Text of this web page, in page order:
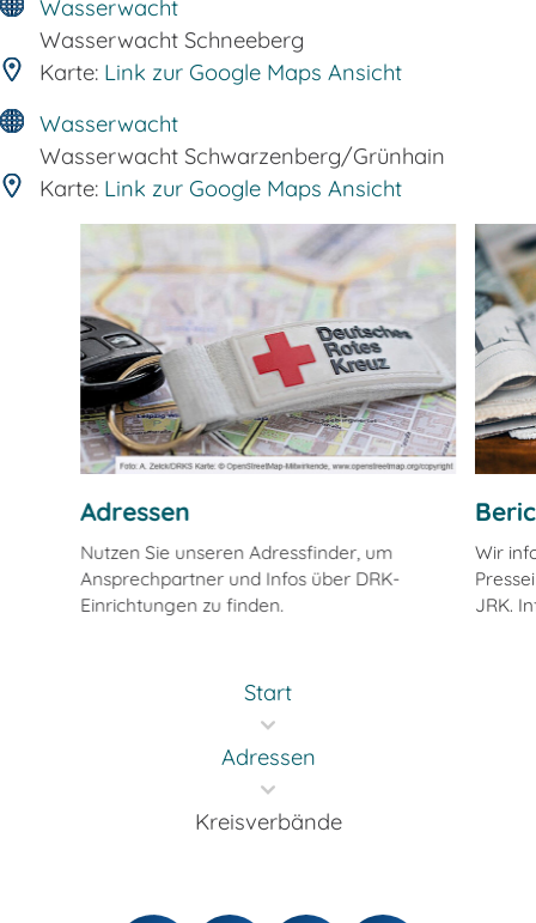
Wasserwacht
Wasserwacht Schneeberg
Karte: Link zur Google Maps Ansicht
Wasserwacht
Wasserwacht Schwarzenberg/Grünhain
Karte: Link zur Google Maps Ansicht
Adressen
Nutzen Sie unseren Adressfinder, um
Ansprechpartner und Infos über DRK-
Einrichtungen zu finden.
Wir
JRK.
Start
Adressen
Kreisverbände